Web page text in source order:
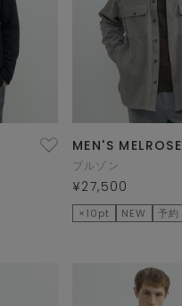
MEN'S MELROSE
ブルゾン
¥27,500
×10pt NEW 予約